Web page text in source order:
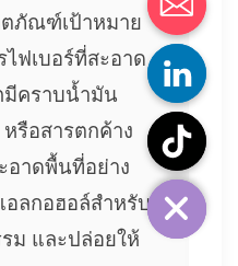
ภัณฑ์เป้าหมาย
ฟเบอร์ที่สะอาด
มีคราบน้ำมัน
รือสารตกค้าง
อาดพื้นที่อย่าง
อลกอฮอล์สำหรับ
ม และปล่อยให้